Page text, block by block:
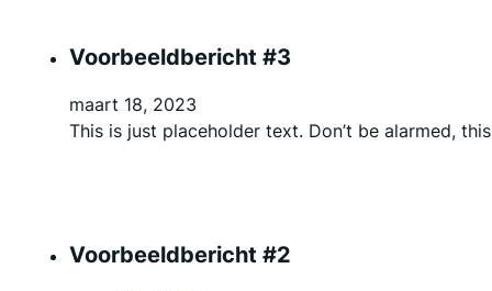
Voorbeeldbericht #3
maart 18, 2023
This is just placeholder text. Don’t be alarmed,
Voorbeeldbericht #2